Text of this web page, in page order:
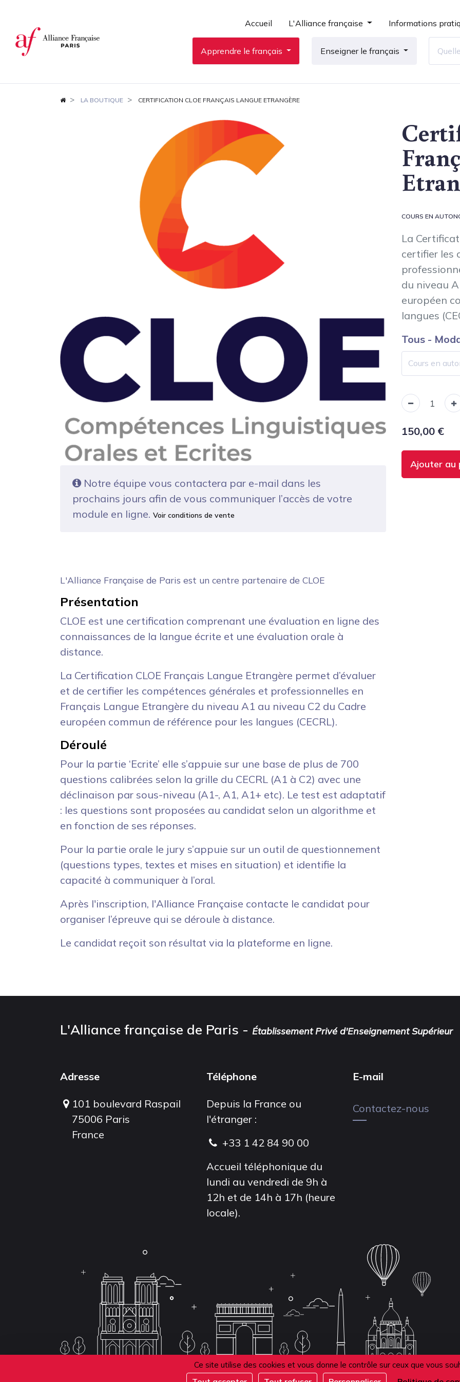
Ce site utilise des cookies et vous donne le contrôle sur ceux que vous
Accueil L'Alliance française Informations
Apprendre le français Enseigner le français
LA BOUTIQUE CERTIFICATION CLOE FRANÇAIS LANGUE ETRANGÈRE
Notre équipe vous contactera par e-mail dans les
prochains jours afin de vous communiquer l’accès de votre
module en ligne. Voir conditions de vente
L'Alliance Française de Paris est un centre partenaire de CLOE
Présentation
CLOE est une certification comprenant une évaluation en ligne des
connaissances de la langue écrite et une évaluation orale à
distance.
La Certification CLOE Français Langue Etrangère permet d’évaluer
et de certifier les compétences générales et professionnelles en
Français Langue Etrangère du niveau A1 au niveau C2 du Cadre
européen commun de référence pour les langues (CECRL).
Déroulé
Pour la partie ‘Ecrite’ elle s’appuie sur une base de plus de 700
questions calibrées selon la grille du CECRL (A1 à C2) avec une
déclinaison par sous-niveau (A1-, A1, A1+ etc). Le test est adaptatif
: les questions sont proposées au candidat selon un algorithme et
en fonction de ses réponses.
Pour la partie orale le jury s’appuie sur un outil de questionnement
(questions types, textes et mises en situation) et identifie la
capacité à communiquer à l’oral.
Après l'inscription, l'Alliance Française contacte le candidat pour
organiser l’épreuve qui se déroule à distance.
Le candidat reçoit son résultat via la plateforme en ligne.
COURS EN
La
certifier les
du niveau
européen
langues
Tous -
150,00 €
Ajouter au
L'Alliance française de Paris - Établissement Privé d'Enseignement Supérieur
Adresse
101 boulevard Raspail
75006 Paris
France
Téléphone
Depuis la France ou
l'étranger :
+33 1 42 84 90 00
Accueil téléphonique du
lundi au vendredi de 9h à
12h et de 14h à 17h (heure
locale).
E-mail
Contactez-nous